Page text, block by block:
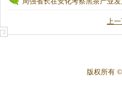
上一
版权所有